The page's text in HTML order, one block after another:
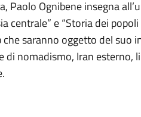
Paolo Ognibene insegna
centrale” e “Storia dei
che saranno oggetto del suo
di nomadismo, Iran esterno,